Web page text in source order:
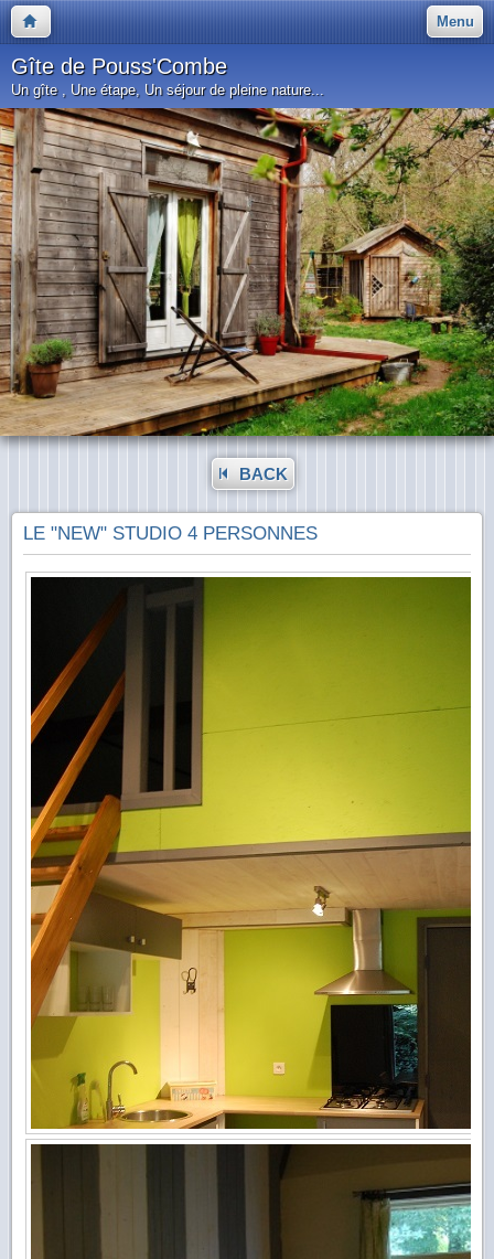
Menu
Gîte de Pouss'Combe
Un gîte , Une étape, Un séjour de pleine nature...
BACK
LE "NEW" STUDIO 4 PERSONNES